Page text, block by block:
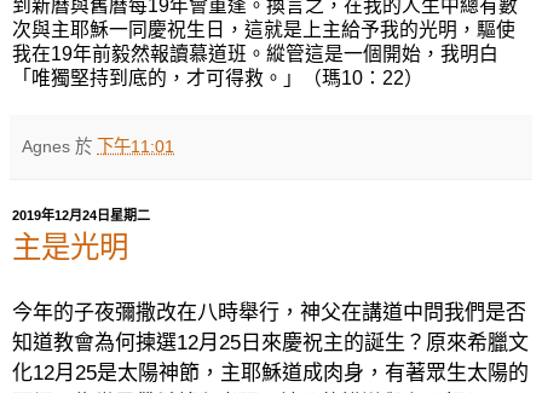
到新曆與舊曆每19年會重逢。換言之，在我的人生中總有數
次與主耶穌一同慶祝生日，這就是上主給予我的光明，驅使
我在19年前毅然報讀慕道班。縱管這是一個開始，我明白
「唯獨堅持到底的，才可得救。」（瑪10 ： 22）
Agnes 於 下午11:01
2019年12月24日星期二
主是光明
今年的子夜彌撒改在八時舉行，神父在講道中問我們是否
知道教會為何揀選12月 25 日來慶祝主的誕生？原來希臘文
化12月 25是太陽神節，主耶穌道成肉身，有著眾生太陽的